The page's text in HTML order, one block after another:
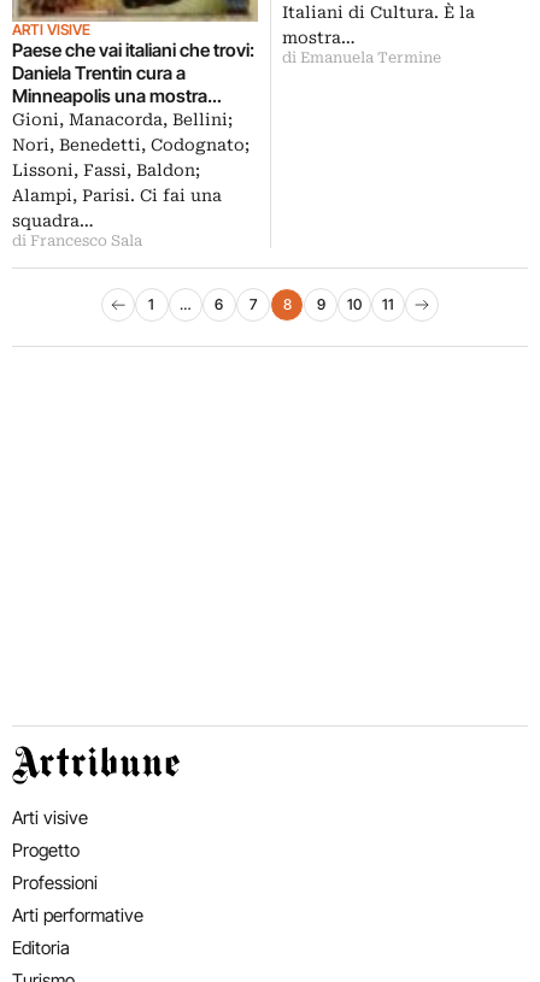
ARTI VISIVE
Paese che vai italiani che trovi:
Daniela Trentin cura a
Minneapolis una mostra
sull’omicidio nell’arte, da Dürer
a Warhol. Ecco le immagini
Gioni, Manacorda, Bellini;
Nori, Benedetti, Codognato;
Lissoni, Fassi, Baldon;
Alampi, Parisi. Ci fai una
squadra…
di Francesco Sala
Italiani di Cultura. È la
mostra…
di Emanuela Termine
Paginazione degli articoli
Pagina precedente
1 … 6 7 8 9 10 11
Pagina successiva
Artribune
Arti visive
Progetto
Professioni
Arti performative
Editoria